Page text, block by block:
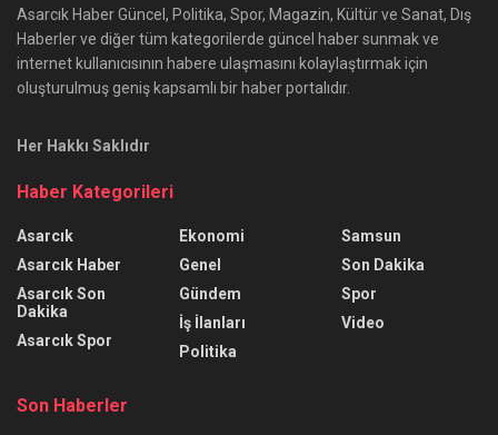
Asarcık Haber Güncel, Politika, Spor, Magazin, Kültür ve Sanat, Dış
Haberler ve diğer tüm kategorilerde güncel haber sunmak ve
internet kullanıcısının habere ulaşmasını kolaylaştırmak için
oluşturulmuş geniş kapsamlı bir haber portalıdır.
Her Hakkı Saklıdır
Haber Kategorileri
Asarcık
Asarcık Haber
Asarcık Son
Dakika
Asarcık Spor
Ekonomi
Genel
Gündem
İş İlanları
Politika
Samsun
Son Dakika
Spor
Video
Son Haberler